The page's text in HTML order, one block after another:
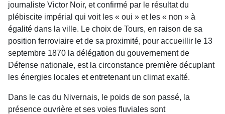
journaliste Victor Noir, et confirmé par le résultat du
plébiscite impérial qui voit les « oui » et les « non » à
égalité dans la ville. Le choix de Tours, en raison de sa
position ferroviaire et de sa proximité, pour accueillir le 13
septembre 1870 la délégation du gouvernement de
Défense nationale, est la circonstance première décuplant
les énergies locales et entretenant un climat exalté.
Dans le cas du Nivernais, le poids de son passé, la
présence ouvrière et ses voies fluviales sont